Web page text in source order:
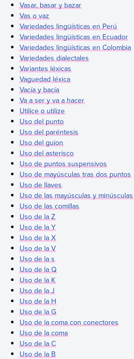
Vasar, basar y bazar
Vas o vaz
Variedades lingüísticas en Perú
Variedades lingüísticas en Ecuador
Variedades lingüísticas en Colombia
Variedades dialectales
Variantes léxicas
Vaguedad léxica
Vacía y bacía
Va a ser y va a hacer
Utilice o utilize
Uso del punto
Uso del paréntesis
Uso del guion
Uso del asterisco
Uso de puntos suspensivos
Uso de mayúsculas tras dos puntos
Uso de llaves
Uso de las mayúsculas y minúsculas
Uso de las comillas
Uso de la Z
Uso de la Y
Uso de la X
Uso de la V
Uso de la s
Uso de la Q
Uso de la K
Uso de la J
Uso de la H
Uso de la G
Uso de la coma con conectores
Uso de la coma
Uso de la C
Uso de la B